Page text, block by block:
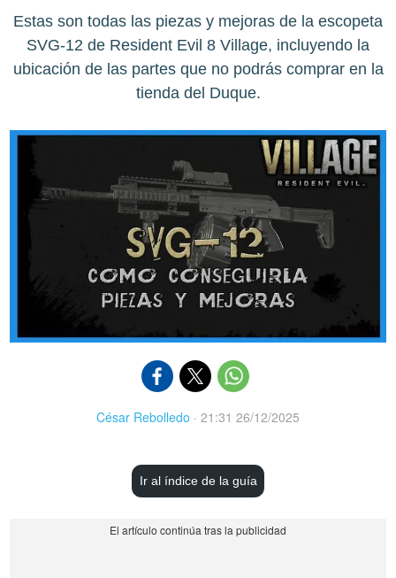
Estas son todas las piezas y mejoras de la escopeta
SVG-12 de Resident Evil 8 Village, incluyendo la
ubicación de las partes que no podrás comprar en la
tienda del Duque.
César Rebolledo · 21:31 26/12/2025
Ir al índice de la guía